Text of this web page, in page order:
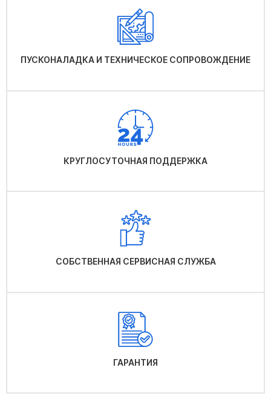
ПУСКОНАЛАДКА И ТЕХНИЧЕСКОЕ СОПРОВОЖДЕНИЕ
КРУГЛОСУТОЧНАЯ ПОДДЕРЖКА
СОБСТВЕННАЯ СЕРВИСНАЯ СЛУЖБА
ГАРАНТИЯ